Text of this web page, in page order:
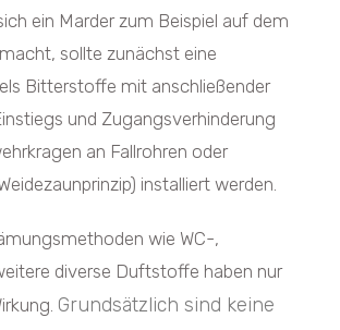
ein Marder zum Beispiel auf dem
sollte zunächst eine
Bitterstoffe mit anschließender
und Zugangsverhinderung
an Fallrohren oder
installiert werden.
wie WC-,
diverse Duftstoffe haben nur
Grundsätzlich sind keine